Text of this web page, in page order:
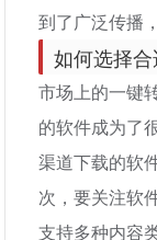
到了广泛传播
如何选择
市场上的一键
的软件成为了
渠道下载的软
次，要关注软
支持多种内容